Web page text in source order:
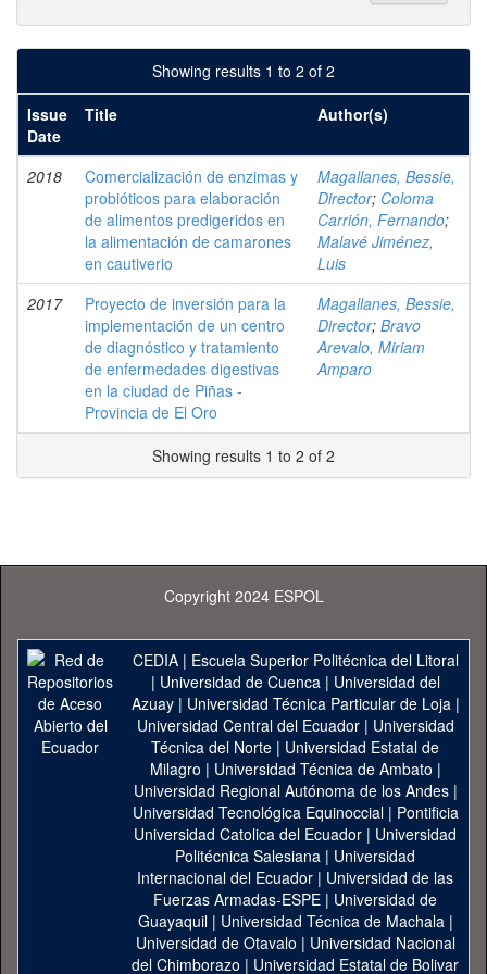
Showing results 1 to 2 of 2
Issue
Date
Title Author(s)
2018
Comercialización de enzimas y
probióticos para elaboración
de alimentos predigeridos en
la alimentación de camarones
en cautiverio
Magallanes, Bessie,
Director; Coloma
Carrión, Fernando;
Malavé Jiménez,
Luis
2017
Proyecto de inversión para la
implementación de un centro
de diagnóstico y tratamiento
de enfermedades digestivas
en la ciudad de Piñas -
Provincia de El Oro
Magallanes, Bessie,
Director; Bravo
Arevalo, Miriam
Amparo
Showing results 1 to 2 of 2
Copyright 2024 ESPOL
CEDIA| Escuela Superior Politécnica del Litoral
| Universidad de Cuenca| Universidad del
Azuay| Universidad Técnica Particular de Loja|
Universidad Central del Ecuador| Universidad
Técnica del Norte | Universidad Estatal de
Milagro | Universidad Técnica de Ambato |
Universidad Regional Autónoma de los Andes|
Universidad Tecnológica Equinoccial| Pontificia
Universidad Catolica del Ecuador | Universidad
Politécnica Salesiana | Universidad
Internacional del Ecuador | Universidad de las
Fuerzas Armadas-ESPE | Universidad de
Guayaquil| Universidad Técnica de Machala|
Universidad de Otavalo | Universidad Nacional
del Chimborazo | Universidad Estatal de Bolivar